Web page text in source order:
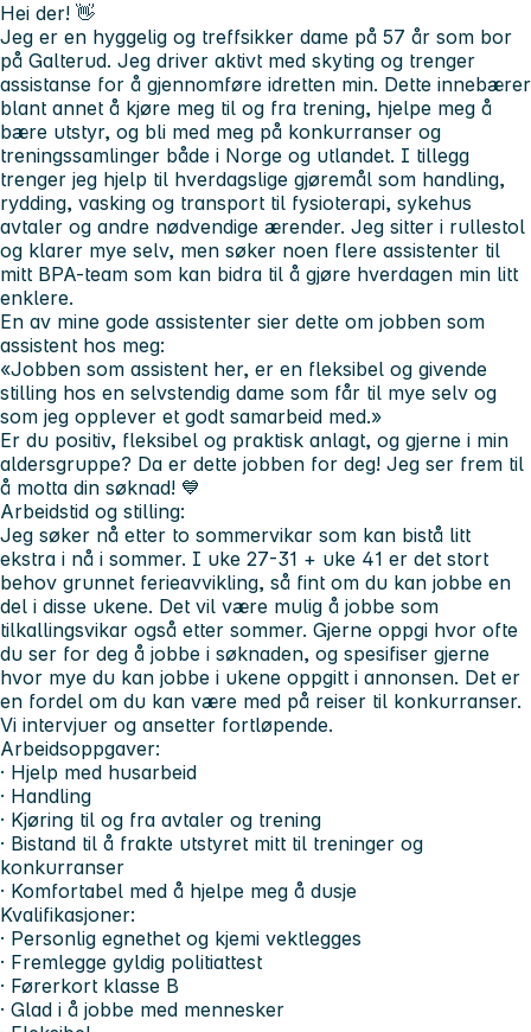
Hei der! 👋
Jeg er en hyggelig og treffsikker dame på 57 år som bor
på Galterud. Jeg driver aktivt med skyting og trenger
assistanse for å gjennomføre idretten min. Dette innebærer
blant annet å kjøre meg til og fra trening, hjelpe meg å
bære utstyr, og bli med meg på konkurranser og
treningssamlinger både i Norge og utlandet. I tillegg
trenger jeg hjelp til hverdagslige gjøremål som handling,
rydding, vasking og transport til fysioterapi, sykehus
avtaler og andre nødvendige ærender. Jeg sitter i rullestol
og klarer mye selv, men søker noen flere assistenter til
mitt BPA-team som kan bidra til å gjøre hverdagen min litt
enklere.
En av mine gode assistenter sier dette om jobben som
assistent hos meg:
«Jobben som assistent her, er en fleksibel og givende
stilling hos en selvstendig dame som får til mye selv og
som jeg opplever et godt samarbeid med.»
Er du positiv, fleksibel og praktisk anlagt, og gjerne i min
aldersgruppe? Da er dette jobben for deg! Jeg ser frem til
å motta din søknad! 💙
Arbeidstid og stilling:
Jeg søker nå etter to sommervikar som kan bistå litt
ekstra i nå i sommer. I uke 27-31 + uke 41 er det stort
behov grunnet ferieavvikling, så fint om du kan jobbe en
del i disse ukene. Det vil være mulig å jobbe som
tilkallingsvikar også etter sommer. Gjerne oppgi hvor ofte
du ser for deg å jobbe i søknaden, og spesifiser gjerne
hvor mye du kan jobbe i ukene oppgitt i annonsen. Det er
en fordel om du kan være med på reiser til konkurranser.
Vi intervjuer og ansetter fortløpende.
Arbeidsoppgaver:
· Hjelp med husarbeid
· Handling
· Kjøring til og fra avtaler og trening
· Bistand til å frakte utstyret mitt til treninger og
konkurranser
· Komfortabel med å hjelpe meg å dusje
Kvalifikasjoner:
· Personlig egnethet og kjemi vektlegges
· Fremlegge gyldig politiattest
· Førerkort klasse B
· Glad i å jobbe med mennesker